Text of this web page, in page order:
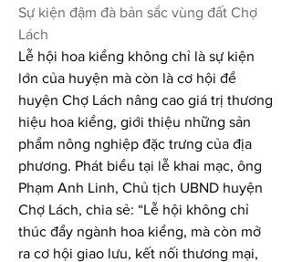
Sự kiện đậm đà bản sắc vùng đất Chợ
Lách
Lễ hội hoa kiểng không chỉ là sự kiện
lớn của huyện mà còn là cơ hội để
huyện Chợ Lách nâng cao giá trị thương
hiệu hoa kiểng, giới thiệu những sản
phẩm nông nghiệp đặc trưng của địa
phương. Phát biểu tại lễ khai mạc, ông
Phạm Anh Linh, Chủ tịch UBND huyện
Chợ Lách, chia sẻ: “Lễ hội không chỉ
thúc đẩy ngành hoa kiểng, mà còn mở
ra cơ hội giao lưu, kết nối thương mại,